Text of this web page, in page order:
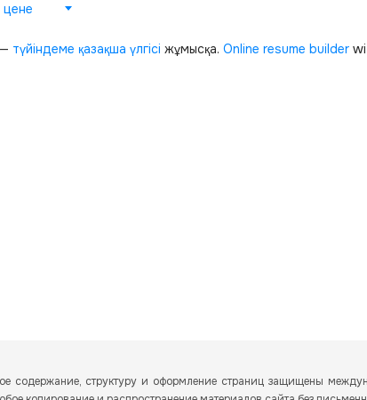
— түйіндеме қазақша үлгісі жұмысқа. Online resume builder
содержание, структуру и оформление страниц защищены